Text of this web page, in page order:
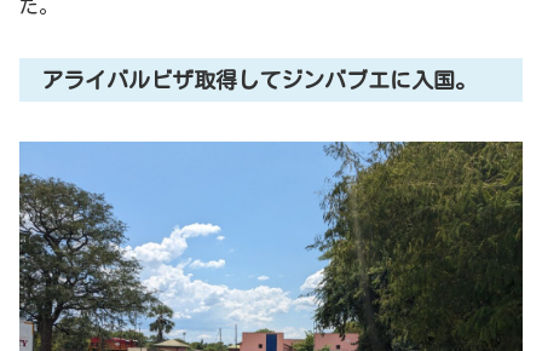
た。
アライバルビザ取得してジンバブエに入国。